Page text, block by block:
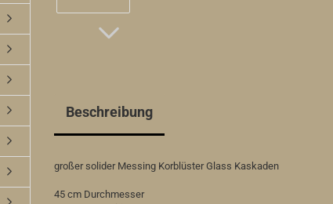
Beschreibung
großer solider Messing Korblüster Glass Kaskaden
45 cm Durchmesser